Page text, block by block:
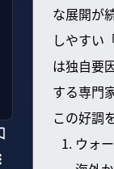
な展開が
しやすい
は独自要
する専門
この好調
ウォ